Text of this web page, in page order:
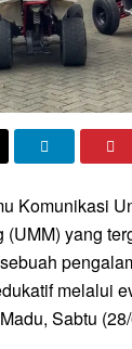
Komunikasi
yang
melalui
Sabtu